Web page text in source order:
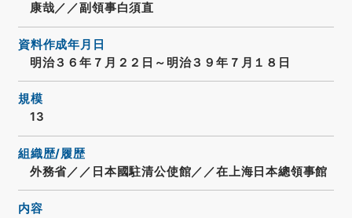
康哉／／副領事白須直
資料作成年月日
明治３６年７月２２日～明治３９年７月１８日
規模
13
組織歴/履歴
外務省／／日本國駐清公使館／／在上海日本總領事館
内容